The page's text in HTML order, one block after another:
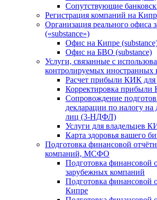
Сопутствующие
Регистрация компаний на
Организация реального офиса
(«substance»)
Офис на Кипре
Офис на БВО (substance)
Услуги, связанные с
контролируемых
Расчет прибыли КИК для
Корректировка
Сопровождение
декларации по налогу
лиц (3-НДФЛ)
Услуги для владельцев
Карта здоровья вашего
Подготовка финансовой
компаний, МСФО
Подготовка финансовой
зарубежных компаний
Подготовка финансовой
Кипре